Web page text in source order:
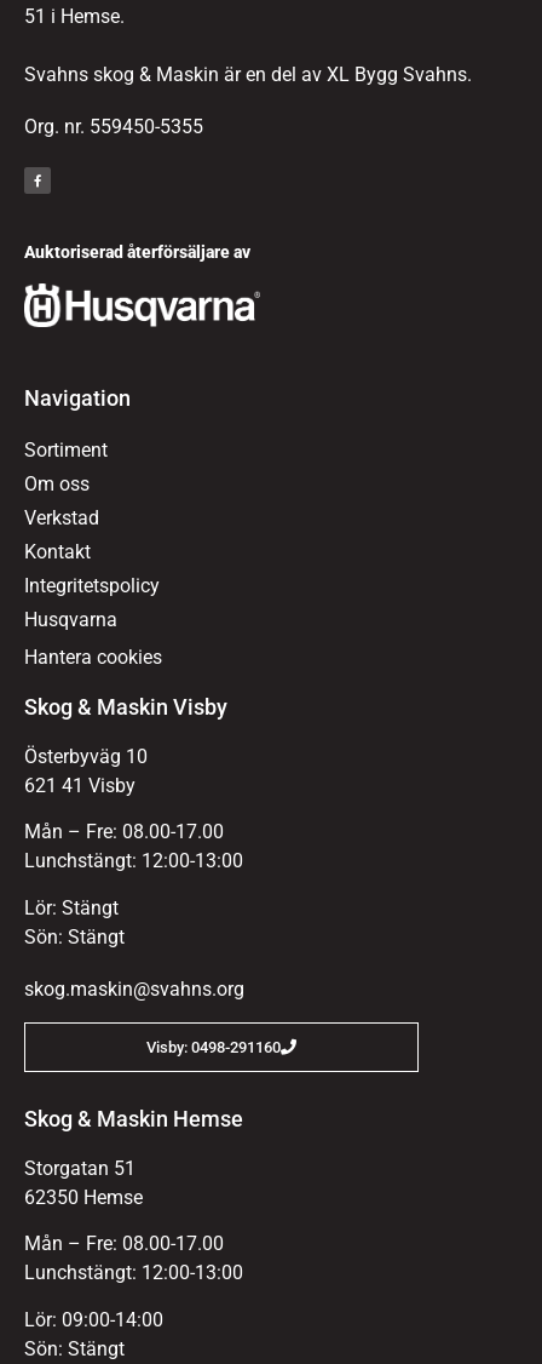
51 i Hemse.
Svahns skog & Maskin är en del av XL Bygg Svahns.
Org. nr. 559450-5355
Auktoriserad återförsäljare av
Navigation
Sortiment
Om oss
Verkstad
Kontakt
Integritetspolicy
Husqvarna
Hantera cookies
Skog & Maskin Visby
Österbyväg 10
621 41 Visby
Mån – Fre: 08.00-17.00
Lunchstängt: 12:00-13:00
Lör: Stängt
Sön: Stängt
skog.maskin@svahns.org
Visby: 0498-291160
Skog & Maskin Hemse
Storgatan 51
62350 Hemse
Mån – Fre: 08.00-17.00
Lunchstängt: 12:00-13:00
Lör: 09:00-14:00
Sön: Stängt